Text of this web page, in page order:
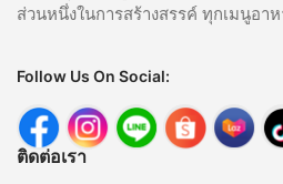
ส่วนหนึ่งในการสร้างสรรค์ ทุกเมนูอา
Follow Us On Social:
ติดต่อเรา